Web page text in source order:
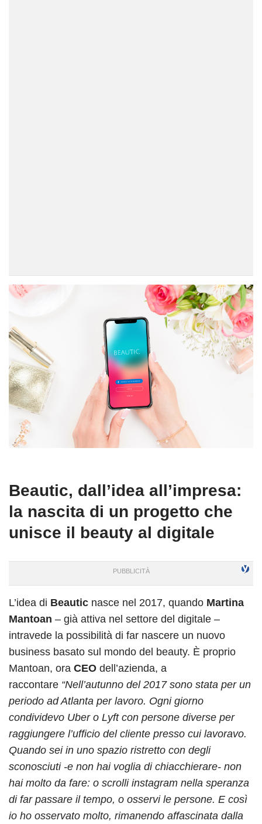
Beautic, dall’idea all’impresa:
la nascita di un progetto che
unisce il beauty al digitale
L’idea di Beautic nasce nel 2017, quando Martina
Mantoan – già attiva nel settore del digitale –
intravede la possibilità di far nascere un nuovo
business basato sul mondo del beauty. È proprio
Mantoan, ora CEO dell’azienda, a
raccontare “Nell’autunno del 2017 sono stata per un
periodo ad Atlanta per lavoro. Ogni giorno
condividevo Uber o Lyft con persone diverse per
raggiungere l’ufficio del cliente presso cui lavoravo.
Quando sei in uno spazio ristretto con degli
sconosciuti -e non hai voglia di chiacchierare- non
hai molto da fare: o scrolli instagram nella speranza
di far passare il tempo, o osservi le persone. E così
io ho osservato molto, rimanendo affascinata dalla